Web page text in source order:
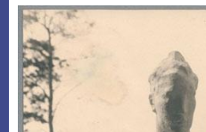
Übersicht schließen